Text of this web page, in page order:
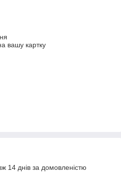
вашу картку
14 днів за домовленістю